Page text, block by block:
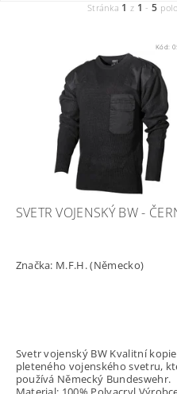
Stránka 1 z 1 -5
Kód:
SVETR VOJENSKÝ BW -
Značka: M.F.H. (Německo)
Svetr vojenský BW Kvalitní kopie
pleteného vojenského svetru,
používá Německý Bundeswehr.